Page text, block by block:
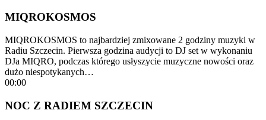
MIQROKOSMOS
MIQROKOSMOS to najbardziej zmixowane 2 godziny muzyki w
Radiu Szczecin. Pierwsza godzina audycji to DJ set w wykonaniu
DJa MIQRO, podczas którego usłyszycie muzyczne nowości oraz
dużo niespotykanych…
00:00
NOC Z RADIEM SZCZECIN